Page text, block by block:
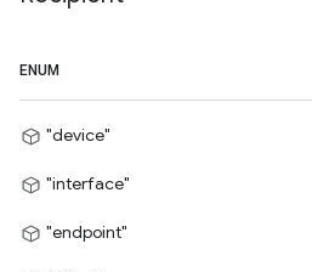
ENUM
"device"
"interface"
"endpoint"